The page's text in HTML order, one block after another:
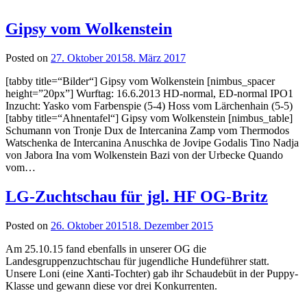
Gipsy vom Wolkenstein
Posted on 27. Oktober 20158. März 2017
[tabby title=“Bilder“] Gipsy vom Wolkenstein [nimbus_spacer
height=”20px”] Wurftag: 16.6.2013 HD-normal, ED-normal IPO1
Inzucht: Yasko vom Farbenspie (5-4) Hoss vom Lärchenhain (5-5)
[tabby title=“Ahnentafel“] Gipsy vom Wolkenstein [nimbus_table]
Schumann von Tronje Dux de Intercanina Zamp vom Thermodos
Watschenka de Intercanina Anuschka de Jovipe Godalis Tino Nadja
von Jabora Ina vom Wolkenstein Bazi von der Urbecke Quando
vom…
LG-Zuchtschau für jgl. HF OG-Britz
Posted on 26. Oktober 201518. Dezember 2015
Am 25.10.15 fand ebenfalls in unserer OG die
Landesgruppenzuchtschau für jugendliche Hundeführer statt.
Unsere Loni (eine Xanti-Tochter) gab ihr Schaudebüt in der Puppy-
Klasse und gewann diese vor drei Konkurrenten.